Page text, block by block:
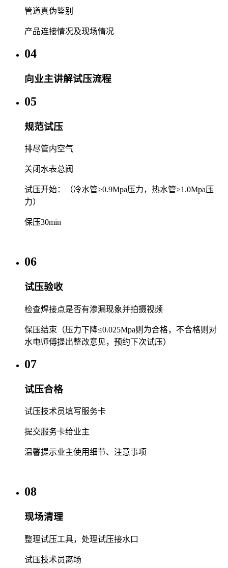
管道真伪鉴别
产品连接情况及现场情况
04
向业主讲解试压流程
05
规范试压
排尽管内空气
关闭水表总阀
试压开始：（冷水管≥0.9Mpa压力，热水管≥1.0Mpa压
力）
保压30min
06
试压验收
检查焊接点是否有渗漏现象并拍摄视频
保压结束（压力下降≤0.025Mpa则为合格，不合格则对
水电师傅提出整改意见，预约下次试压）
07
试压合格
试压技术员填写服务卡
提交服务卡给业主
温馨提示业主使用细节、注意事项
08
现场清理
整理试压工具，处理试压接水口
试压技术员离场